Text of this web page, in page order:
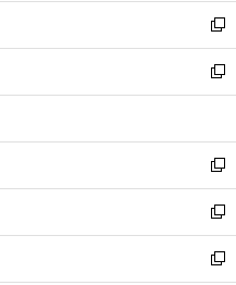
く
で
開
く
ド
ウ
で
開
ウ
ィ
ン
ド
ウ
開
く
し
い
ウ
ィ
ン
ウ
で
開
く
新
し
い
ウ
ン
ド
ウ
で
開
く
新
し
ウ
ィ
ン
ド
ウ
で
新
し
い
ウ
ィ
新
し
い
新